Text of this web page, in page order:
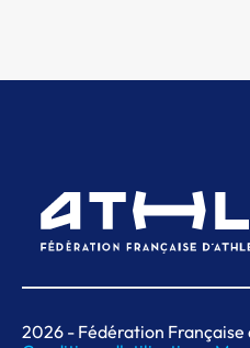
2026 - Fédération Française